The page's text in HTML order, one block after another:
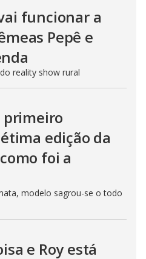
funcionar a
Pepê e
reality show rural
primeiro
edição da
foi a
modelo sagrou-se o todo
e Roy está